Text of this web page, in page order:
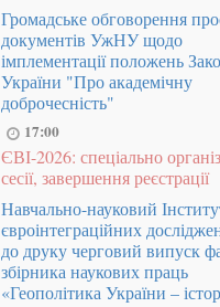
Громадське обговорення
документів УжНУ щодо
імплементації положень
України "Про академічну
доброчесність"
17:00
ЄВІ-2026: спеціально
сесії, завершення реєстрації
Навчально-науковий
євроінтеграційних
до друку черговий випуск
збірника наукових праць
«Геополітика України –